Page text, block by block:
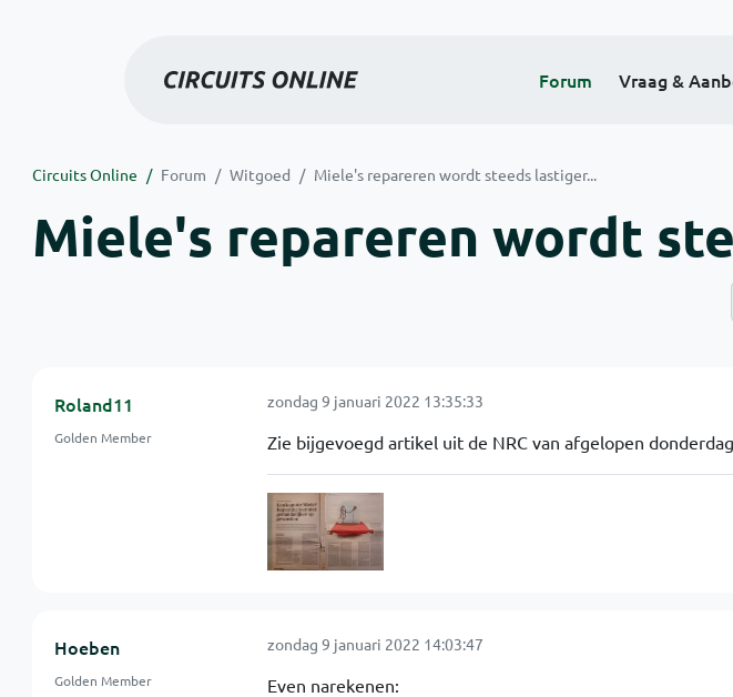
Forum Vraag &
Circuits Online Forum Witgoed Miele's repareren wordt steeds lastiger...
Miele's repareren wordt
Roland11
Golden Member
zondag 9 januari 2022 13:35:33
Zie bijgevoegd artikel uit de NRC van afgelopen
Hoeben
Golden Member
zondag 9 januari 2022 14:03:47
Even narekenen: